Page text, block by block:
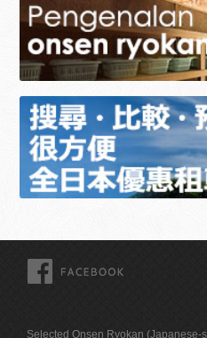
Selected Onsen Ryokan (Japanese-